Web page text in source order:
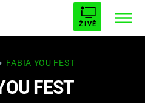
ŽIVĚ
PŘEMOŽITELKA UPÍRŮ
AVENGERS 5
FABIA YOU FEST
FEST